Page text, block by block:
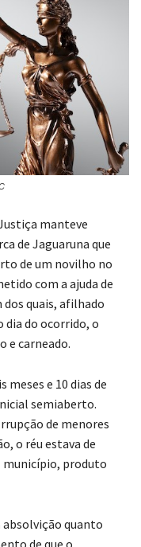
manteve
de Jaguaruna que
de um novilho no
com a ajuda de
dos quais, afilhado
do ocorrido, o
e carneado.
meses e 10 dias de
semiaberto.
de menores
o réu estava de
município, produto
absolvição quanto